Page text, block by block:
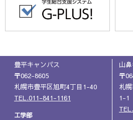
豊平キャンパス
〒062-8605
札幌市豊平区旭町4丁目1-40
TEL.011-841-1161
工学部
山
〒
札
1-1